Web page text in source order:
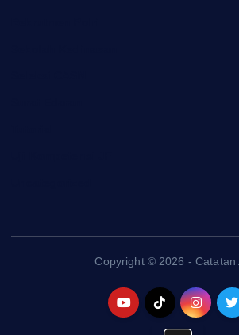
Copyright © 2026 - Catatan